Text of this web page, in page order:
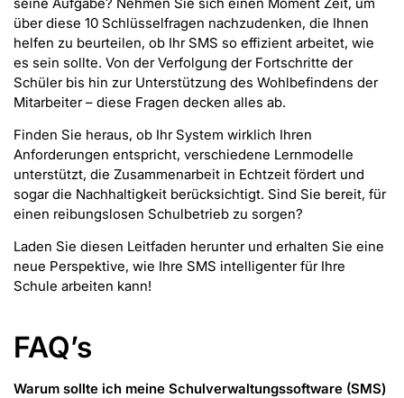
über diese 10 Schlüsselfragen nachzudenken, die Ihnen
helfen zu beurteilen, ob Ihr SMS so effizient arbeitet, wie
es sein sollte. Von der Verfolgung der Fortschritte der
Schüler bis hin zur Unterstützung des Wohlbefindens der
Mitarbeiter – diese Fragen decken alles ab.
Finden Sie heraus, ob Ihr System wirklich Ihren
Anforderungen entspricht, verschiedene Lernmodelle
unterstützt, die Zusammenarbeit in Echtzeit fördert und
sogar die Nachhaltigkeit berücksichtigt. Sind Sie bereit, für
einen reibungslosen Schulbetrieb zu sorgen?
Laden Sie diesen Leitfaden herunter und erhalten Sie eine
neue Perspektive, wie Ihre SMS intelligenter für Ihre
Schule arbeiten kann!
FAQ’s
Warum sollte ich meine Schulverwaltungssoftware (SMS)